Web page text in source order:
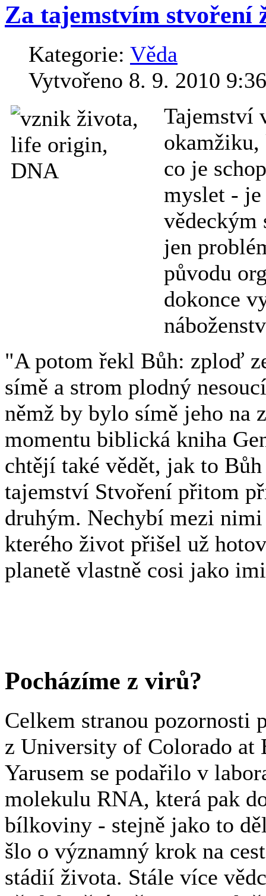
Za tajemstvím stvoření
Kategorie: Věda
Vytvořeno 8. 9. 2010 9:36
Tajemství
okamžiku,
co je
myslet - je
vědeckým
jen
původu
dokonce
"A potom řekl Bůh: zploď
símě a strom plodný
němž by bylo símě jeho
momentu biblická kniha
chtějí také vědět, jak to
tajemství Stvoření přitom
druhým. Nechybí mezi
kterého život přišel už
planetě vlastně cosi jako
Pocházíme z virů?
Celkem stranou pozornosti
z University of Colorado at
Yarusem se podařilo v
molekulu RNA, která pak
bílkoviny - stejně jako to
šlo o významný krok na
stádií života. Stále více